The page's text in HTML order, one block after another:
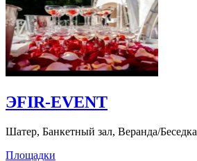
ЭFIR-EVENT
Шатер, Банкетный зал, Веранда/Беседка
Площадки